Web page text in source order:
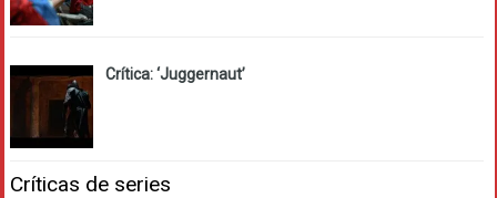
Crítica: ‘Juggernaut’
Críticas de series